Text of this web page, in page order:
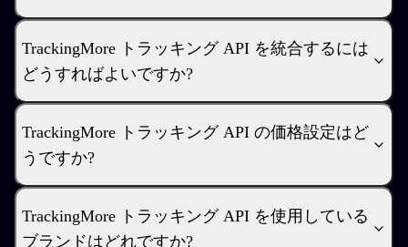
TrackingMore トラッキング API を統合するには
どうすればよいですか?
TrackingMore トラッキング API の価格設定はど
うですか?
TrackingMore トラッキング API を使用している
ブランドはどれですか?